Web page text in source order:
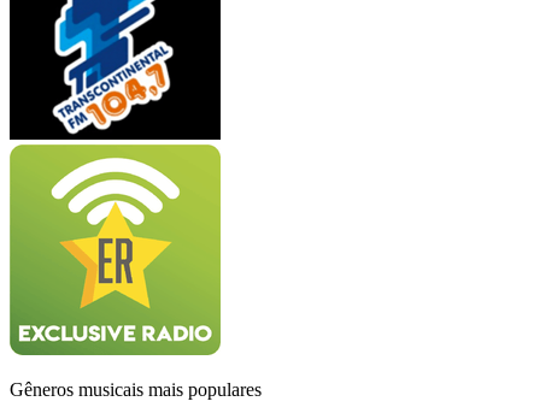
Gêneros musicais mais populares